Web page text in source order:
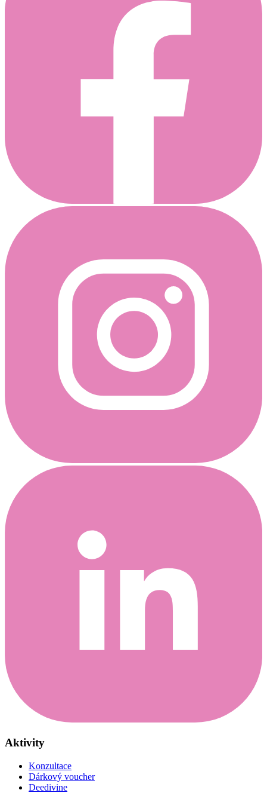
Aktivity
Konzultace
Dárkový voucher
Deedivine